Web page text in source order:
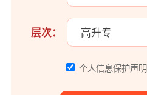
层次：
个人信息保护声明